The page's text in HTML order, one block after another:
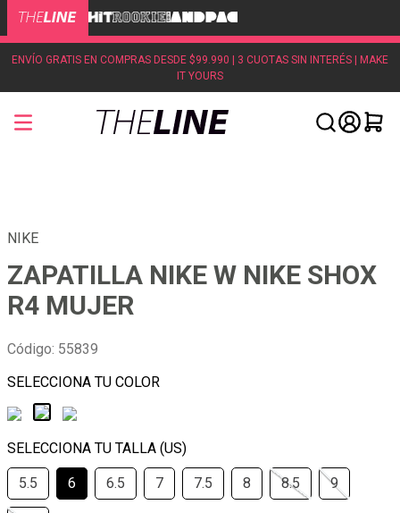
ENVÍO GRATIS EN COMPRAS DESDE $99.990 | 3 CUOTAS SIN INTERÉS | MAKE
IT YOURS
NIKE
ZAPATILLA NIKE W NIKE SHOX
R4 MUJER
Código: 55839
5.5 6 6.5 7 7.5 8 8.5 9